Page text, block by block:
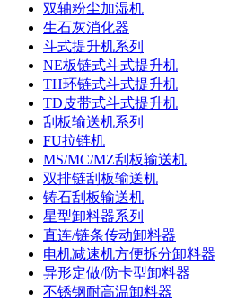
双轴粉尘加湿机
生石灰消化器
斗式提升机系列
NE板链式斗式提升机
TH环链式斗式提升机
TD皮带式斗式提升机
刮板输送机系列
FU拉链机
MS/MC/MZ刮板输送机
双排链刮板输送机
铸石刮板输送机
星型卸料器系列
直连/链条传动卸料器
电机减速机方便拆分卸料器
异形定做/防卡型卸料器
不锈钢耐高温卸料器